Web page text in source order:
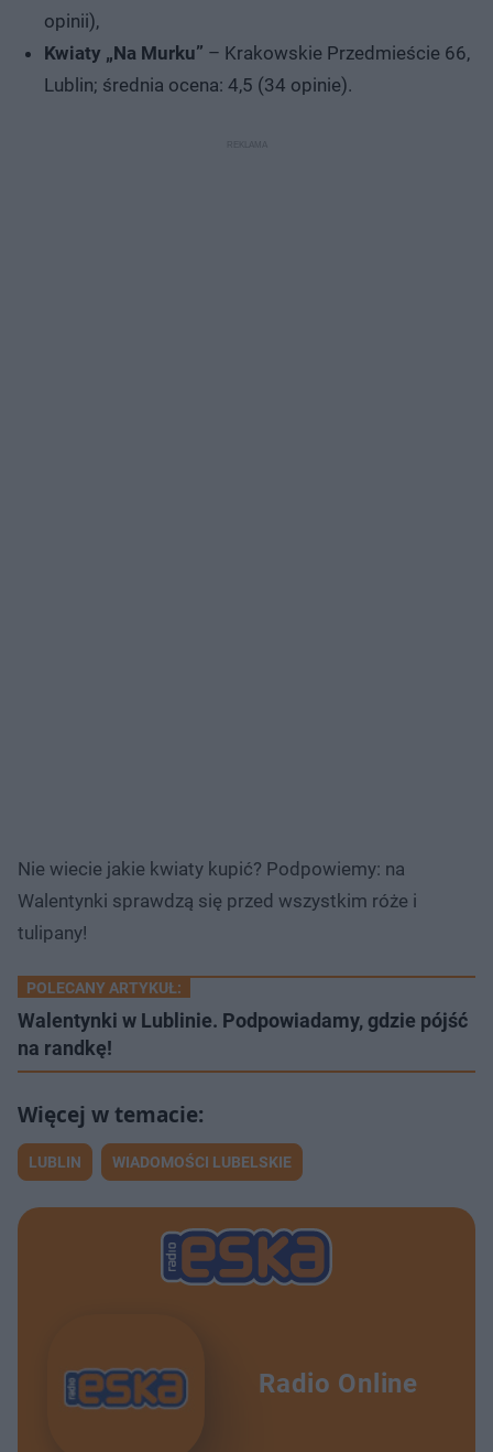
opinii),
Kwiaty „Na Murku” – Krakowskie Przedmieście 66,
Lublin; średnia ocena: 4,5 (34 opinie).
Nie wiecie jakie kwiaty kupić? Podpowiemy: na
Walentynki sprawdzą się przed wszystkim róże i
tulipany!
POLECANY ARTYKUŁ:
Walentynki w Lublinie. Podpowiadamy, gdzie pójść
na randkę!
LUBLIN WIADOMOŚCI LUBELSKIE
Radio Online